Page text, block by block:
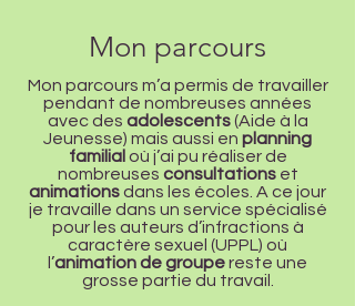
Mon parcours
Mon parcours m’a permis de travailler
pendant de nombreuses années
avec des adolescents(Aide à la
Jeunesse) mais aussi en planning
familial où j’ai pu réaliser de
nombreuses consultationset
animationsdans les écoles. A ce jour
je travaille dans un service spécialisé
pour les auteurs d’infractions à
caractère sexuel (UPPL) où
l’animation de groupereste une
grosse partie du travail.